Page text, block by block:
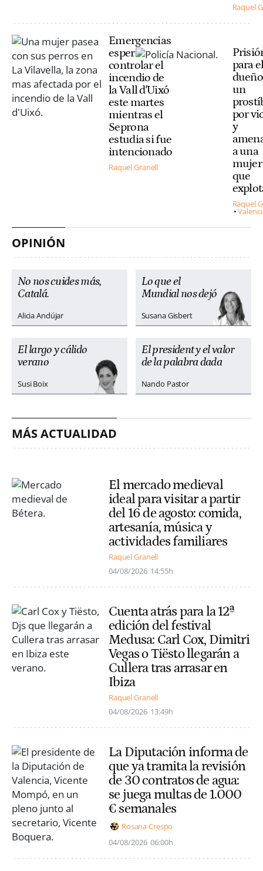
Raquel
Emergencias
espera
controlar el
incendio de
la Vall d'Uixó
este martes
mientras el
Seprona
estudia si fue
intencionado
Raquel Granell
para
un
por
y
a una
mujer
que
Raquel
OPINIÓN
No nos cuides más,
Catalá.
Alicia Andújar
Lo que el
Mundial nos dejó
Susana Gisbert
El largo y cálido
verano
Susi Boix
El president y el valor
de la palabra dada
Nando Pastor
MÁS ACTUALIDAD
El mercado medieval
ideal para visitar a partir
del 16 de agosto: comida,
artesanía, música y
actividades familiares
Raquel Granell
04/08/2026 14:55h
Cuenta atrás para la 12ª
edición del festival
Medusa: Carl Cox, Dimitri
Vegas o Tiësto llegarán a
Cullera tras arrasar en
Ibiza
Raquel Granell
04/08/2026 13:49h
La Diputación informa de
que ya tramita la revisión
de 30 contratos de agua:
se juega multas de 1.000
€ semanales
Rosana Crespo
04/08/2026 06:00h